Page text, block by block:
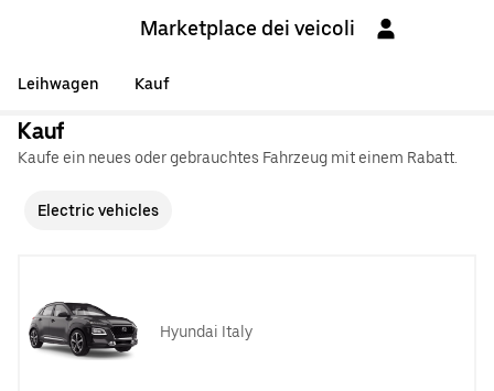
Marketplace dei veicoli
Leihwagen Kauf
Kauf
Kaufe ein neues oder gebrauchtes Fahrzeug mit einem Rabatt.
Electric vehicles
Hyundai Italy